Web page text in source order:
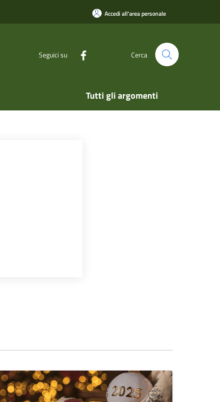
Accedi all'area personale
Seguici su Cerca
Tutti gli argomenti